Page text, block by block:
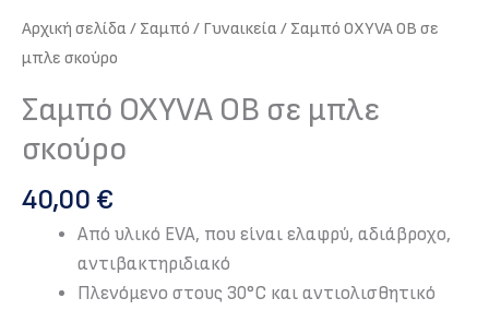
Αρχική σελίδα/ Σαμπό / Γυναικεία/ Σαμπό OXYVA OB σε
μπλε σκούρο
Σαμπό OXYVA OB σε μπλε
σκούρο
40,00 €
Από υλικό EVA, που είναι ελαφρύ, αδιάβροχο,
αντιβακτηριδιακό
Πλενόμενο στους 30°C και αντιολισθητικό